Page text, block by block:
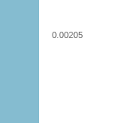
0.00205